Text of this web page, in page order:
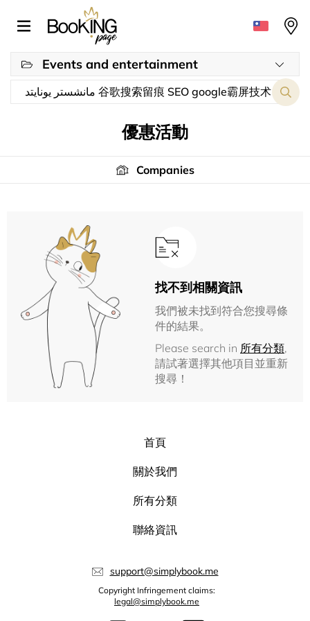
Events and entertainment
優惠活動
Companies
找不到相關資訊
我們被未找到符合您搜尋條
件的結果。
Please search in 所有分類,
請試著選擇其他項目並重新
搜尋！
首頁
關於我們
所有分類
聯絡資訊
support@simplybook.me
Copyright Infringement claims:
legal@simplybook.me